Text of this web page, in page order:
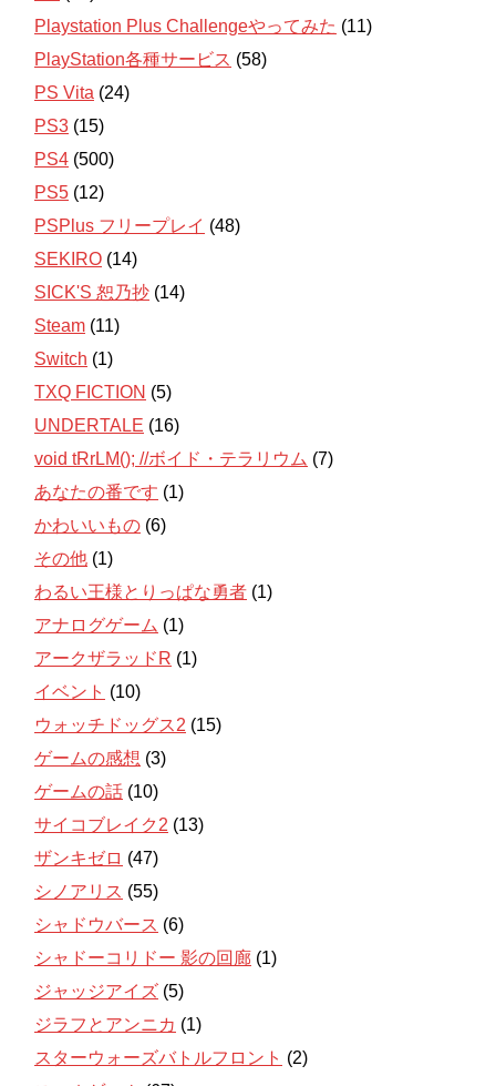
Playstation Plus Challengeやってみた (11)
PlayStation各種サービス (58)
PS Vita (24)
PS3 (15)
PS4 (500)
PS5 (12)
PSPlus フリープレイ (48)
SEKIRO (14)
SICK'S 恕乃抄 (14)
Steam (11)
Switch (1)
TXQ FICTION (5)
UNDERTALE (16)
void tRrLM(); //ボイド・テラリウム (7)
あなたの番です (1)
かわいいもの (6)
その他 (1)
わるい王様とりっぱな勇者 (1)
アナログゲーム (1)
アークザラッドR (1)
イベント (10)
ウォッチドッグス2 (15)
ゲームの感想 (3)
ゲームの話 (10)
サイコブレイク2 (13)
ザンキゼロ (47)
シノアリス (55)
シャドウバース (6)
シャドーコリドー 影の回廊 (1)
ジャッジアイズ (5)
ジラフとアンニカ (1)
スターウォーズバトルフロント (2)